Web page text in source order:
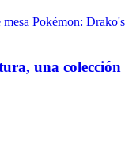
mesa Pokémon: Drako's
una colección